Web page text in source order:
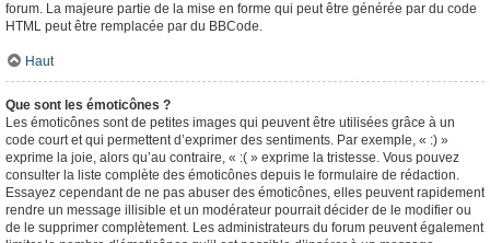
forum. La majeure partie de la mise en forme qui peut être générée par du code
HTML peut être remplacée par du BBCode.
Haut
Que sont les émoticônes ?
Les émoticônes sont de petites images qui peuvent être utilisées grâce à un
code court et qui permettent d’exprimer des sentiments. Par exemple, « :) »
exprime la joie, alors qu’au contraire, « :( » exprime la tristesse. Vous pouvez
consulter la liste complète des émoticônes depuis le formulaire de rédaction.
Essayez cependant de ne pas abuser des émoticônes, elles peuvent rapidement
rendre un message illisible et un modérateur pourrait décider de le modifier ou
de le supprimer complètement. Les administrateurs du forum peuvent également